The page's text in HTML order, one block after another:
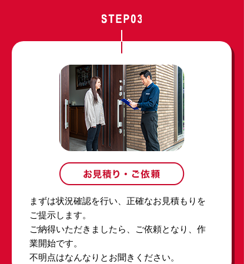
まずは状況確認を行い、正確なお見積もりを
ご提示します。
ご納得いただきましたら、ご依頼となり、作
業開始です。
不明点はなんなりとお聞きください。